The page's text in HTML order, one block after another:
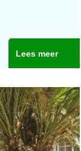
Lees meer